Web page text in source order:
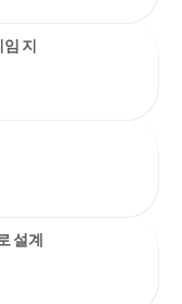
지
설계